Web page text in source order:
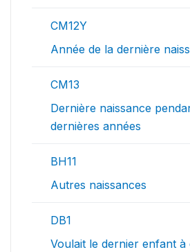
CM12Y
Année de la dernière
CM13
Dernière naissance
dernières années
BH11
Autres naissances
DB1
Voulait le dernier enfant à